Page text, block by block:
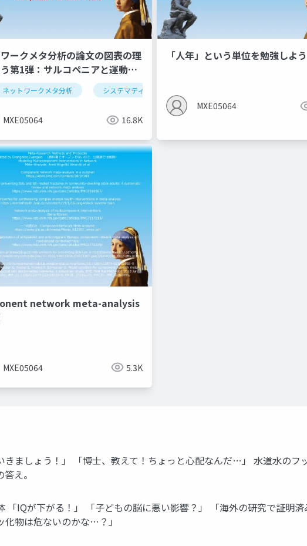
ークメタ分析の論文の図表の理
第1弾：サルコペニアと運動の
ネットワークメタ分析 システマティックレビュー
MXE05064 16.8K
「人年」という単位を勉強しよう
MXE05064
network meta-analysis
MXE05064 5.3K
きましょう！」 「博士、教えて！ちょっと心配なんだ…」 水道水の
え。
「IQが下がる！」 「子どもの脳に悪い影響？」 「海外の研究で証明
物は危ないのかな…？」